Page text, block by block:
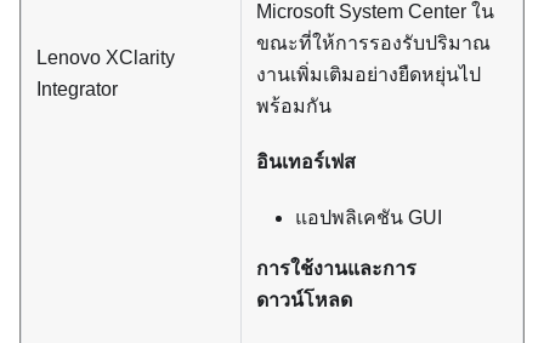
Lenovo XClarity
Integrator
Microsoft System Center ใน
ขณะที่ให้การรองรับปริมาณ
งานเพิ่มเติมอย่างยืดหยุ่นไป
พร้อมกัน
อินเทอร์เฟส
แอปพลิเคชัน GUI
การใช้งานและการ
ดาวน์โหลด